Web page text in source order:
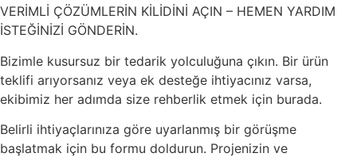
VERİMLİ ÇÖZÜMLERİN KİLİDİNİ AÇIN – HEMEN YARDIM
İSTEĞİNİZİ GÖNDERİN.
Bizimle kusursuz bir tedarik yolculuğuna çıkın. Bir ürün
teklifi arıyorsanız veya ek desteğe ihtiyacınız varsa,
ekibimiz her adımda size rehberlik etmek için burada.
Belirli ihtiyaçlarınıza göre uyarlanmış bir görüşme
başlatmak için bu formu doldurun. Projenizin ve